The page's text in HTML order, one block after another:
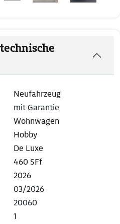
Neufahrzeug
mit Garantie
Wohnwagen
Hobby
De Luxe
460 SFf
2026
03/2026
20060
1